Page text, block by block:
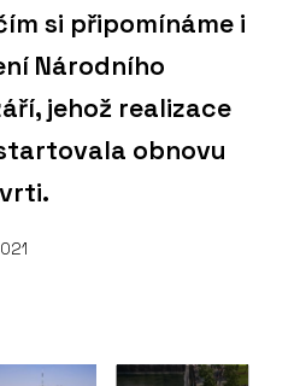
si připomínáme i
Národního
jehož realizace
obnovu